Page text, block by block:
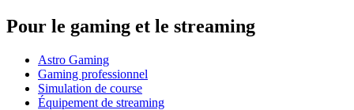
Pour le gaming et le streaming
Astro Gaming
Gaming professionnel
Simulation de course
Équipement de streaming